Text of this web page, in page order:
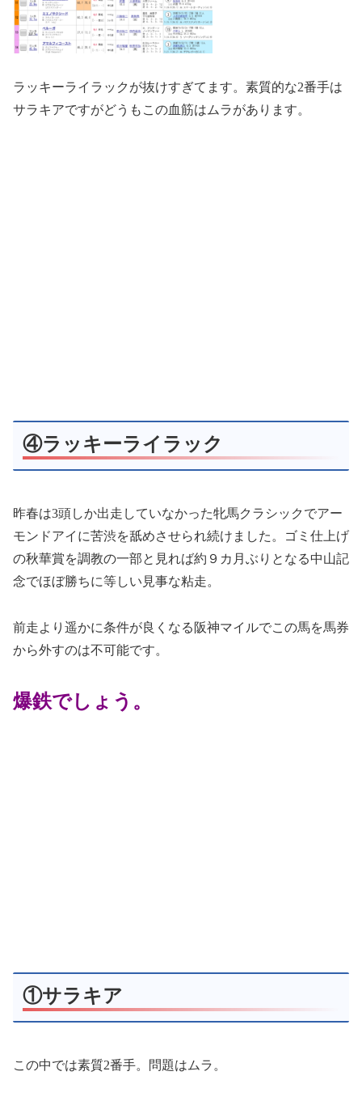
ラッキーライラックが抜けすぎてます。素質的な2番手は
サラキアですがどうもこの血筋はムラがあります。
④ラッキーライラック
昨春は3頭しか出走していなかった牝馬クラシックでアー
モンドアイに苦渋を舐めさせられ続けました。ゴミ仕上げ
の秋華賞を調教の一部と見れば約９カ月ぶりとなる中山記
念でほぼ勝ちに等しい見事な粘走。
前走より遥かに条件が良くなる阪神マイルでこの馬を馬券
から外すのは不可能です。
爆鉄でしょう。
①サラキア
この中では素質2番手。問題はムラ。